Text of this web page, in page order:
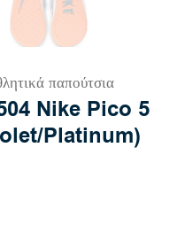
παπούτσια
Nike Pico 5
Platinum)